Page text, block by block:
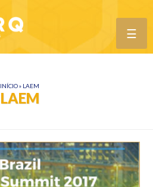
☰
INÍCIO» LAEM
LAEM